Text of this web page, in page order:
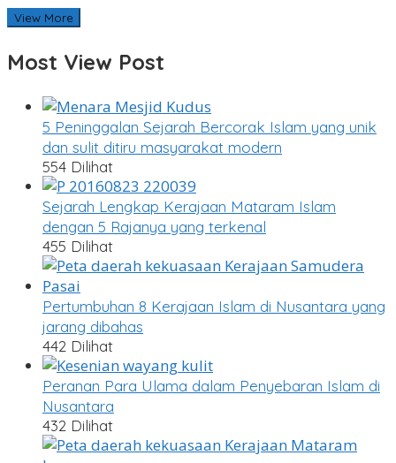
View More
Most View Post
5 Peninggalan Sejarah Bercorak Islam yang unik
dan sulit ditiru masyarakat modern
554 Dilihat
Sejarah Lengkap Kerajaan Mataram Islam
dengan 5 Rajanya yang terkenal
455 Dilihat
Pertumbuhan 8 Kerajaan Islam di Nusantara yang
jarang dibahas
442 Dilihat
Peranan Para Ulama dalam Penyebaran Islam di
Nusantara
432 Dilihat